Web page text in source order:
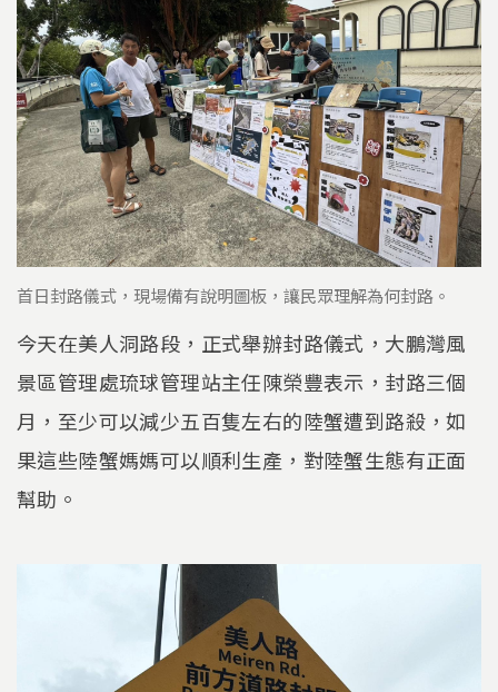
首日封路儀式，現場備有說明圖板，讓民眾理解為何封路。
今天在美人洞路段，正式舉辦封路儀式，大鵬灣風
景區管理處琉球管理站主任陳榮豐表示，封路三個
月，至少可以減少五百隻左右的陸蟹遭到路殺，如
果這些陸蟹媽媽可以順利生產，對陸蟹生態有正面
幫助。